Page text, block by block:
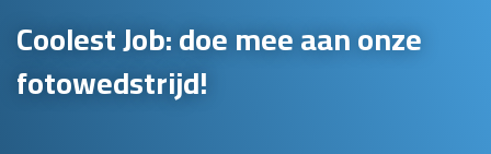
Coolest Job: doe mee aan onze
fotowedstrijd!